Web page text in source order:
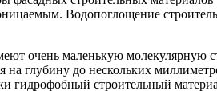
Водопоглощение
очень маленькую молекулярную
на глубину до нескольких
гидрофобный строительный